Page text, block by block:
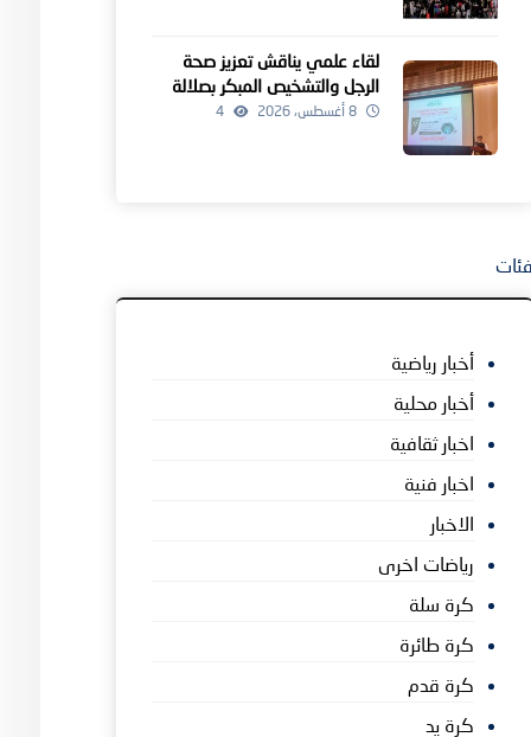
لقاء علمي يناقش تعزيز صحة
الرجل والتشخيص المبكر بصلالة
8 أغسطس، 2026 4
أخبار رياضية
أخبار محلية
اخبار ثقافية
اخبار فنية
الاخبار
رياضات اخرى
كرة سلة
كرة طائرة
كرة قدم
كرة يد